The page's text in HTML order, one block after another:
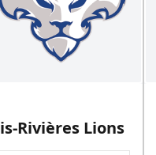
Rivières Lions